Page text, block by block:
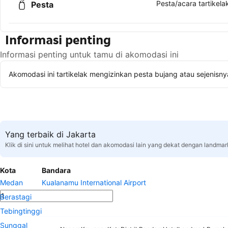
Pesta Pesta/acara
Informasi penting
Informasi penting untuk tamu di akomodasi ini
Akomodasi ini tartikelak mengizinkan pesta bujang atau
Yang terbaik di Jakarta
Klik di sini untuk melihat hotel dan akomodasi lain yang dekat dengan
Kota
Medan
Berastagi
Tebingtinggi
Sunggal
Bandara
Kualanamu International Airport